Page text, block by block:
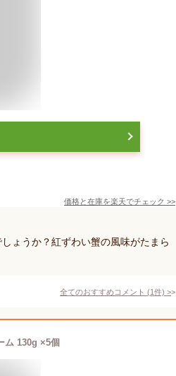
価格と在庫を楽天でチェック >>
ょうか？紅ずわい蟹の風味がたまら
全てのおすすめコメント (1件) >
ム 130g ×5個